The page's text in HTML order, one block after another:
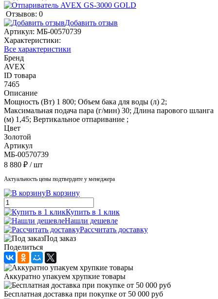
Отзывов: 0
Добавить отзыв
Артикул: МБ-00570739
Характеристики:
Все характеристики
Бренд
AVEX
ID товара
7465
Описание
Мощность (Вт) 1 800; Объем бака для воды (л) 2;
Максимальная подача пара (г/мин) 30; Длина парового шланга
(м) 1,45; Вертикальное отпаривание ;
Цвет
Золотой
Артикул
МБ-00570739
8 880 ₽ / шт
Актуальность цены подтвердите у менеджера
В корзину
Купить в 1 клик
Нашли дешевле
Рассчитать доставку
Под заказ
Поделиться
Аккуратно упакуем хрупкие товары
Бесплатная доставка при покупке от 50 000 руб